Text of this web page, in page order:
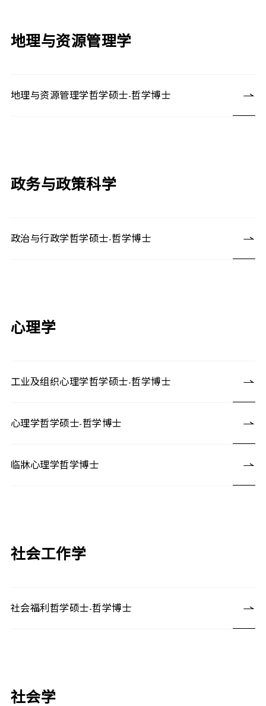
地理与资源管理学
地理与资源管理学哲学硕士-哲学博士
政务与政策科学
政治与行政学哲学硕士-哲学博士
心理学
工业及组织心理学哲学硕士-哲学博士
心理学哲学硕士-哲学博士
临牀心理学哲学博士
社会工作学
社会福利哲学硕士-哲学博士
社会学